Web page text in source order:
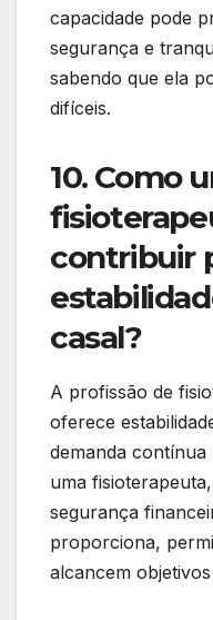
capacidade pode
segurança e
sabendo que ela
difíceis.
10. Como
contribuir
casal?
A profissão de
oferece
demanda
uma
segurança
proporciona,
alcancem